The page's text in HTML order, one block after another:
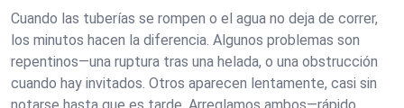
Cuando las tuberías se rompen o el agua no deja de correr,
los minutos hacen la diferencia. Algunos problemas son
repentinos—una ruptura tras una helada, o una obstrucción
cuando hay invitados. Otros aparecen lentamente, casi sin